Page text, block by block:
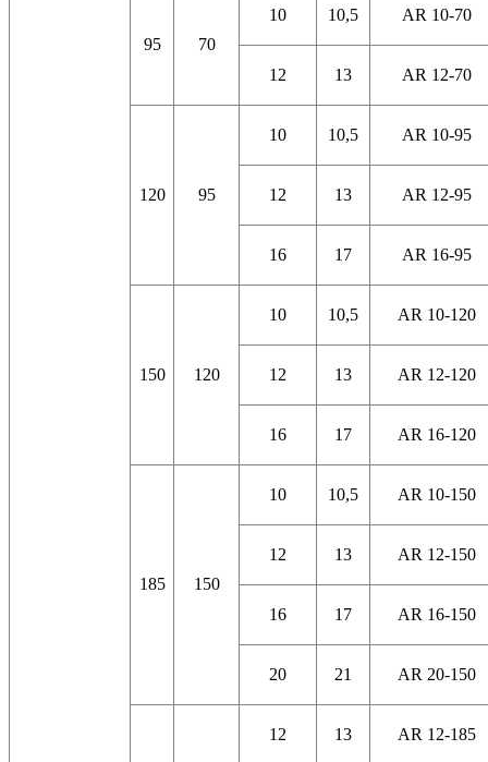
95 70
10 10,5 AR 10-70
12 13 AR 12-70
120 95
10 10,5 AR 10-95
12 13 AR 12-95
16 17 AR 16-95
150 120
10 10,5 AR 10-120
12 13 AR 12-120
16 17 AR 16-120
185 150
10 10,5 AR 10-150
12 13 AR 12-150
16 17 AR 16-150
20 21 AR 20-150
12 13 AR 12-185